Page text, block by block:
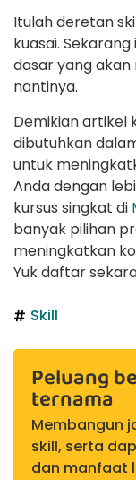
Itulah deretan
kuasai.
dasar yang
nantinya.
Demikian artikel
dibutuhkan
untuk
Anda dengan
kursus singkat di
banyak pilihan
meningkatkan
Yuk daftar
Skill
Peluang
ternama
Membangun
skill, serta
dan manfaat